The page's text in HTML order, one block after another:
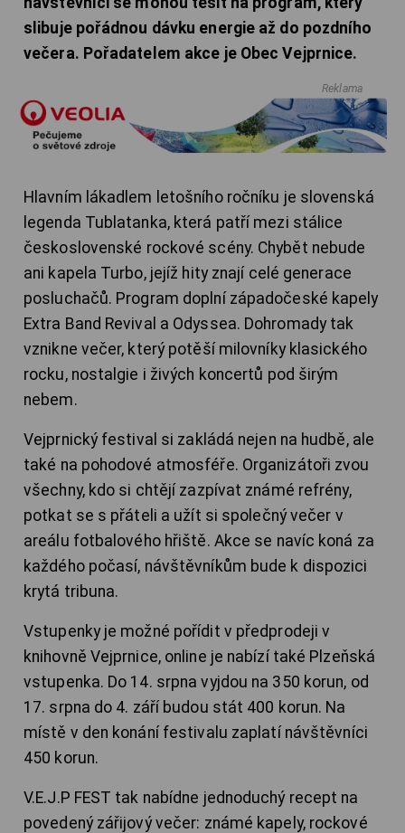
slibuje pořádnou dávku energie až do pozdního
večera. Pořadatelem akce je Obec Vejprnice.
Reklama
Hlavním lákadlem letošního ročníku je slovenská
legenda Tublatanka, která patří mezi stálice
československé rockové scény. Chybět nebude
ani kapela Turbo, jejíž hity znají celé generace
posluchačů. Program doplní západočeské kapely
Extra Band Revival a Odyssea. Dohromady tak
vznikne večer, který potěší milovníky klasického
rocku, nostalgie i živých koncertů pod širým
nebem.
Vejprnický festival si zakládá nejen na hudbě, ale
také na pohodové atmosféře. Organizátoři zvou
všechny, kdo si chtějí zazpívat známé refrény,
potkat se s přáteli a užít si společný večer v
areálu fotbalového hřiště. Akce se navíc koná za
každého počasí, návštěvníkům bude k dispozici
krytá tribuna.
Vstupenky je možné pořídit v předprodeji v
knihovně Vejprnice, online je nabízí také Plzeňská
vstupenka. Do 14. srpna vyjdou na 350 korun, od
17. srpna do 4. září budou stát 400 korun. Na
místě v den konání festivalu zaplatí návštěvníci
450 korun.
V.E.J.P FEST tak nabídne jednoduchý recept na
povedený zářijový večer: známé kapely, rockové